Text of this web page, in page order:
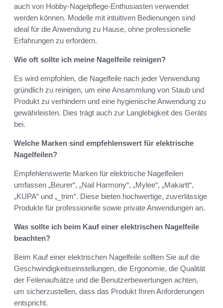
auch von Hobby-Nagelpflege-Enthusiasten verwendet
werden können. Modelle mit intuitiven Bedienungen sind
ideal für die Anwendung zu Hause, ohne professionelle
Erfahrungen zu erfordern.
Wie oft sollte ich meine Nagelfeile reinigen?
Es wird empfohlen, die Nagelfeile nach jeder Verwendung
gründlich zu reinigen, um eine Ansammlung von Staub und
Produkt zu verhindern und eine hygienische Anwendung zu
gewährleisten. Dies trägt auch zur Langlebigkeit des Geräts
bei.
Welche Marken sind empfehlenswert für elektrische
Nagelfeilen?
Empfehlenswerte Marken für elektrische Nagelfeilen
umfassen „Beurer“, „Nail Harmony“, „Mylee“, „Makartt“,
„KUPA“ und „_trim“. Diese bieten hochwertige, zuverlässige
Produkte für professionelle sowie private Anwendungen an.
Was sollte ich beim Kauf einer elektrischen Nagelfeile
beachten?
Beim Kauf einer elektrischen Nagelfeile sollten Sie auf die
Geschwindigkeitseinstellungen, die Ergonomie, die Qualität
der Feilenaufsätze und die Benutzerbewertungen achten,
um sicherzustellen, dass das Produkt Ihren Anforderungen
entspricht.